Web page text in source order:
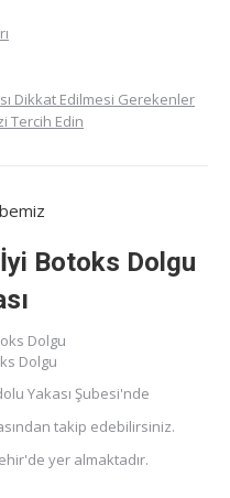
Dikkat Edilmesi Gerekenler
Tercih Edin
Botoks Dolgu
Dolgu
Yakası Şubesi'nde
takip edebilirsiniz.
yer almaktadır.